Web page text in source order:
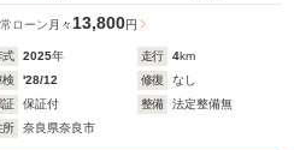
ローン 月々13,800円
式 2025年 走行 4km
検
'28/12 修復
なし
証
保証付 整備
法定整備無
所
奈良県奈良市